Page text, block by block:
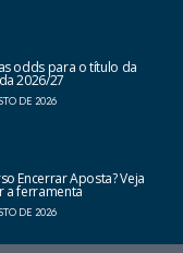
odds para o título da
2026/27
DE 2026
Encerrar Aposta? Veja
a ferramenta
DE 2026